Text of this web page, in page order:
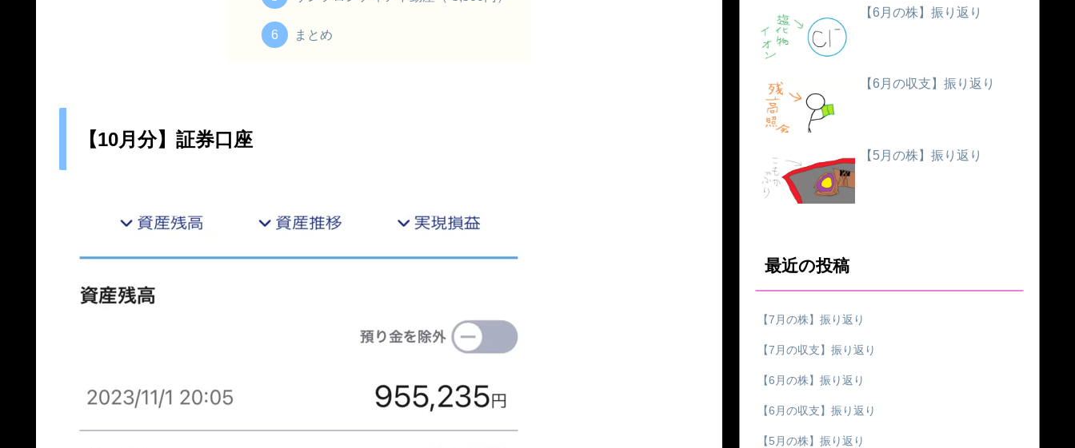
まとめ
【10月分】証券口座
【6月の株】振り返り
【6月の収支】振り返り
【5月の株】振り返り
最近の投稿
【7月の株】振り返り
【7月の収支】振り返り
【6月の株】振り返り
【6月の収支】振り返り
【5月の株】振り返り